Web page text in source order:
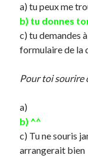
Lyon à Livre Ouvert
Mini-monsieur
Non classé
Parole de Follower
Photos
Proust
Sons
Sorties cuculturelles
Tavukoi
a) tu peux me
b) tu donnes
c) tu demandes
formulaire de la
Pour toi sourire
a)
b) ^^
c) Tu ne souris
arrangerait bien